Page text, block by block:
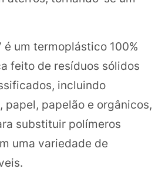
é um termoplástico 100%
feito de resíduos sólidos
incluindo
papel, papelão e orgânicos,
substituir polímeros
uma variedade de